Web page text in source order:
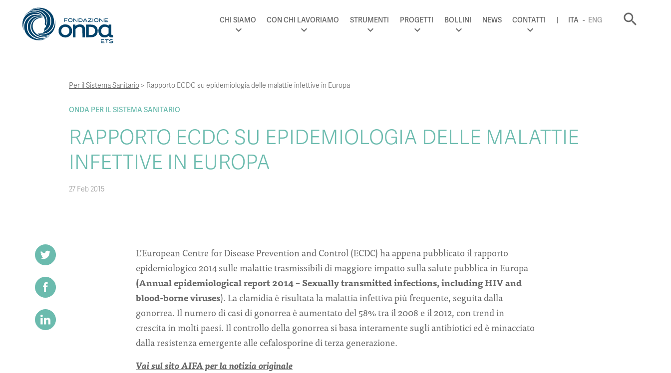
CHI SIAMO CON CHI LAVORIAMO STRUMENTI PROGETTI BOLLINI NEWS CONTATTI ITA ENG search
Per il Sistema Sanitario > Rapporto ECDC su epidemiologia delle malattie infettive in Europa
ONDA PER IL SISTEMA SANITARIO
RAPPORTO ECDC SU EPIDEMIOLOGIA DELLE MALATTIE
INFETTIVE IN EUROPA
27 Feb 2015
L’European Centre for Disease Prevention and Control (ECDC) ha appena pubblicato il rapporto
epidemiologico 2014 sulle malattie trasmissibili di maggiore impatto sulla salute pubblica in Europa
(Annualepidemiological report 2014 – Sexually transmitted infections, including HIV and
blood-borne viruses). La clamidia è risultata la malattia infettiva più frequente, seguita dalla
gonorrea. Il numero di casi di gonorrea è aumentato del 58% tra il 2008 e il 2012, con trend in
crescita in molti paesi. Il controllo della gonorrea si basa interamente sugli antibiotici ed è minacciato
dalla resistenza emergente alle cefalosporine di terza generazione.
Vai sul sito AIFA per la notizia originale